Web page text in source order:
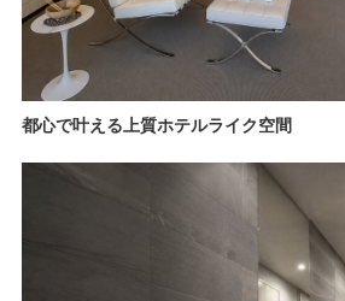
都心で叶える上質ホテルライク空間